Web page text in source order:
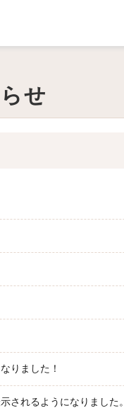
せ
りました！
されるようになりました。